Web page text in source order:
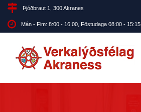
Þjóðbraut 1, 300 Akranes
Mán - Fim: 8:00 - 16:00, Föstudaga 08:00 - 15:15